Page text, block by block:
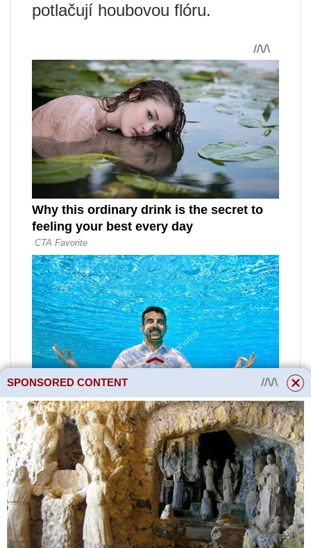
potlačují houbovou flóru.
SPONSORED CONTENT